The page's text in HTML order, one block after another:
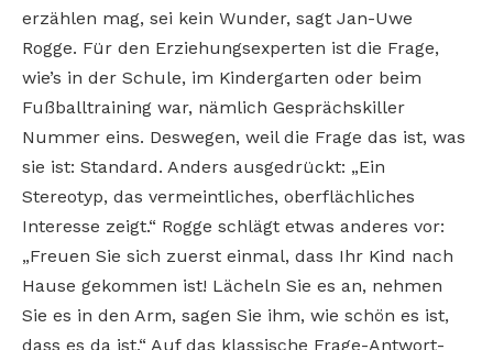
erzählen mag, sei kein Wunder, sagt Jan-Uwe
Rogge. Für den Erziehungsexperten ist die Frage,
wie’s in der Schule, im Kindergarten oder beim
Fußballtraining war, nämlich Gesprächskiller
Nummer eins. Deswegen, weil die Frage das ist, was
sie ist: Standard. Anders ausgedrückt: „Ein
Stereotyp, das vermeintliches, oberflächliches
Interesse zeigt.“ Rogge schlägt etwas anderes vor:
„Freuen Sie sich zuerst einmal, dass Ihr Kind nach
Hause gekommen ist! Lächeln Sie es an, nehmen
Sie es in den Arm, sagen Sie ihm, wie schön es ist,
dass es da ist.“ Auf das klassische Frage-Antwort-